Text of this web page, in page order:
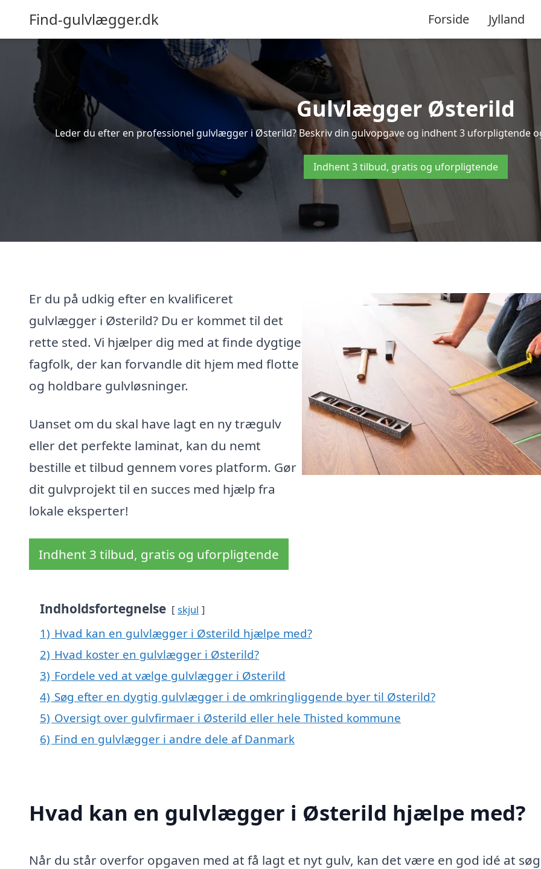
Find-gulvlægger.dk Forside Jylland
Gulvlægger Østerild
Leder du efter en professionel gulvlægger i Østerild? Beskriv din gulvopgave og indhent 3 uforpligtende
Indhent 3 tilbud, gratis og uforpligtende
Er du på udkig efter en kvalificeret
gulvlægger i Østerild? Du er kommet til det
rette sted. Vi hjælper dig med at finde dygtige
fagfolk, der kan forvandle dit hjem med flotte
og holdbare gulvløsninger.
Uanset om du skal have lagt en ny trægulv
eller det perfekte laminat, kan du nemt
bestille et tilbud gennem vores platform. Gør
dit gulvprojekt til en succes med hjælp fra
lokale eksperter!
Indhent 3 tilbud, gratis og uforpligtende
Indholdsfortegnelse skjul
1) Hvad kan en gulvlægger i Østerild hjælpe med?
2) Hvad koster en gulvlægger i Østerild?
3) Fordele ved at vælge gulvlægger i Østerild
4) Søg efter en dygtig gulvlægger i de omkringliggende byer til Østerild?
5) Oversigt over gulvfirmaer i Østerild eller hele Thisted kommune
6) Find en gulvlægger i andre dele af Danmark
Hvad kan en gulvlægger i Østerild hjælpe med?
Når du står overfor opgaven med at få lagt et nyt gulv, kan det være en god idé at